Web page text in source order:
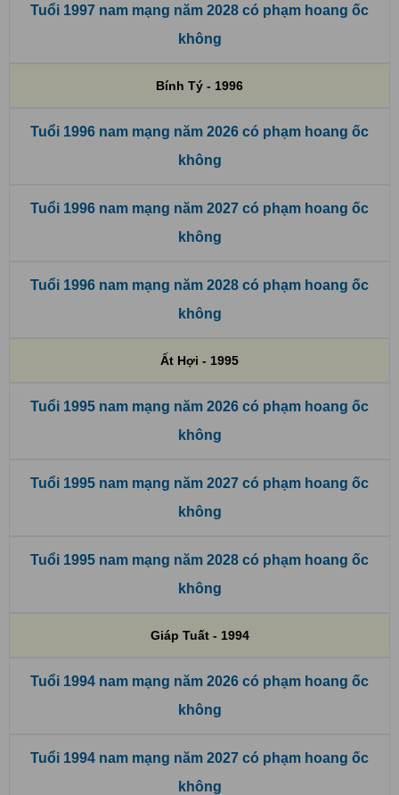
Tuổi 1997 nam mạng năm 2028 có phạm hoang ốc
không
Bính Tý - 1996
Tuổi 1996 nam mạng năm 2026 có phạm hoang ốc
không
Tuổi 1996 nam mạng năm 2027 có phạm hoang ốc
không
Tuổi 1996 nam mạng năm 2028 có phạm hoang ốc
không
Ất Hợi - 1995
Tuổi 1995 nam mạng năm 2026 có phạm hoang ốc
không
Tuổi 1995 nam mạng năm 2027 có phạm hoang ốc
không
Tuổi 1995 nam mạng năm 2028 có phạm hoang ốc
không
Giáp Tuất - 1994
Tuổi 1994 nam mạng năm 2026 có phạm hoang ốc
không
Tuổi 1994 nam mạng năm 2027 có phạm hoang ốc
không